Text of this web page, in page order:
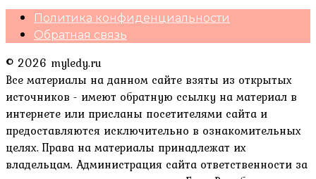
Политика конфиденциальности
Обратная связь
© 2026 myledy.ru
Все материалы на данном сайте взяты из открытых
источников - имеют обратную ссылку на материал в
интернете или присланы посетителями сайта и
предоставляются исключительно в ознакомительных
целях. Права на материалы принадлежат их
владельцам. Администрация сайта ответственности за